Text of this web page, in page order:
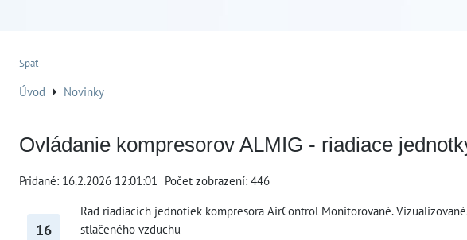
Späť
Úvod Novinky
Ovládanie kompresorov ALMIG - riadiace
Pridané: 16.2.2026 12:01:01 Počet zobrazení: 446
16
Rad riadiacich jednotiek kompresora AirControl Monitorované.
stlačeného vzduchu